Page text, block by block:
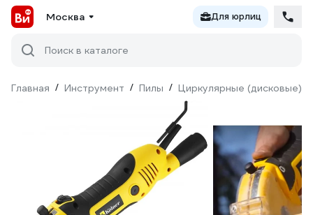
Москва Для юрлиц
Поиск в каталоге
Главная / Инструмент / Пилы / Циркулярные (дисковые)